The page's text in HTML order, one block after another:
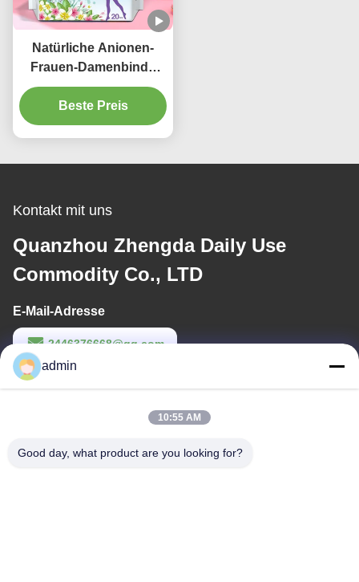
Natürliche Anionen-
Frauen-Damenbinde
füllt die weiche
bequeme
Wegwerfbaumwolle auf
Beste Preis
Kontakt mit uns
Quanzhou Zhengda Daily Use
Commodity Co., LTD
E-Mail-Adresse
2446376668@qq.com
Arbeitszeit
admin
10:55 AM
Good day, what product are you looking for?